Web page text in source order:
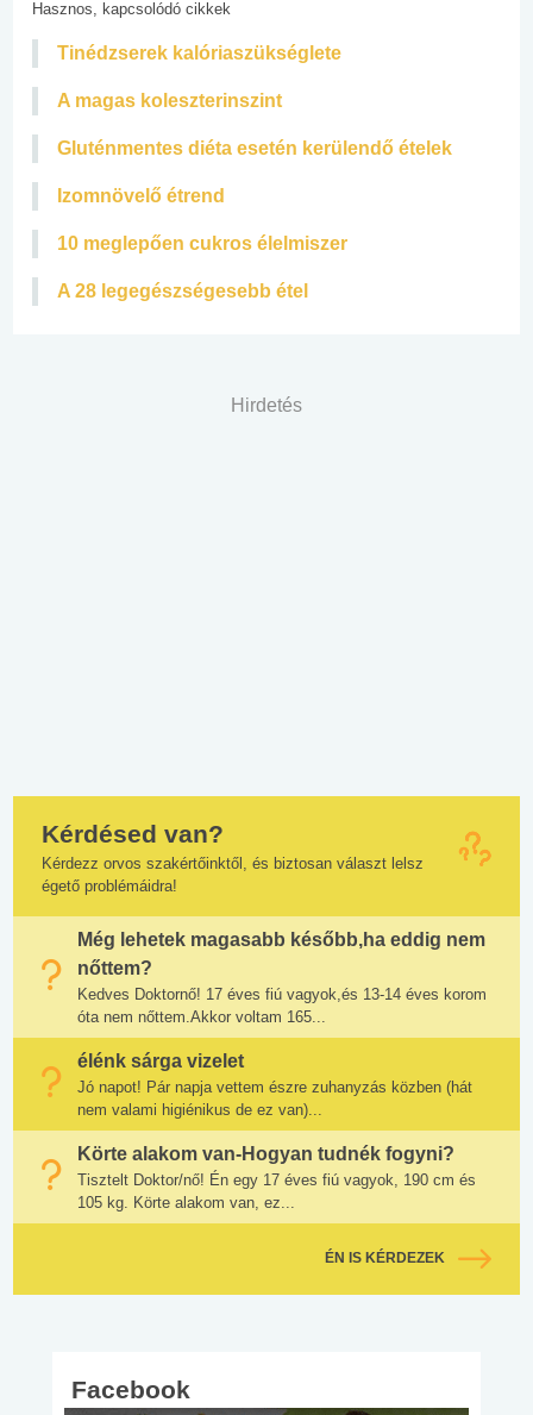
Hasznos, kapcsolódó cikkek
Tinédzserek kalóriaszükséglete
A magas koleszterinszint
Gluténmentes diéta esetén kerülendő ételek
Izomnövelő étrend
10 meglepően cukros élelmiszer
A 28 legegészségesebb étel
Hirdetés
Kérdésed van?
Kérdezz orvos szakértőinktől, és biztosan választ lelsz
égető problémáidra!
Még lehetek magasabb később,ha eddig nem
nőttem?
Kedves Doktornő! 17 éves fiú vagyok,és 13-14 éves korom
óta nem nőttem.Akkor voltam 165...
élénk sárga vizelet
Jó napot! Pár napja vettem észre zuhanyzás közben (hát
nem valami higiénikus de ez van)...
Körte alakom van-Hogyan tudnék fogyni?
Tisztelt Doktor/nő! Én egy 17 éves fiú vagyok, 190 cm és
105 kg. Körte alakom van, ez...
ÉN IS KÉRDEZEK
Facebook